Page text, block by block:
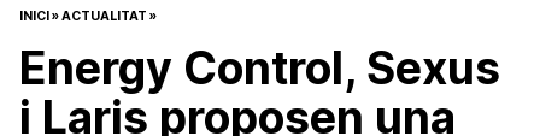
INICI»ACTUALITAT »
Energy Control, Sexus
i Laris proposen una